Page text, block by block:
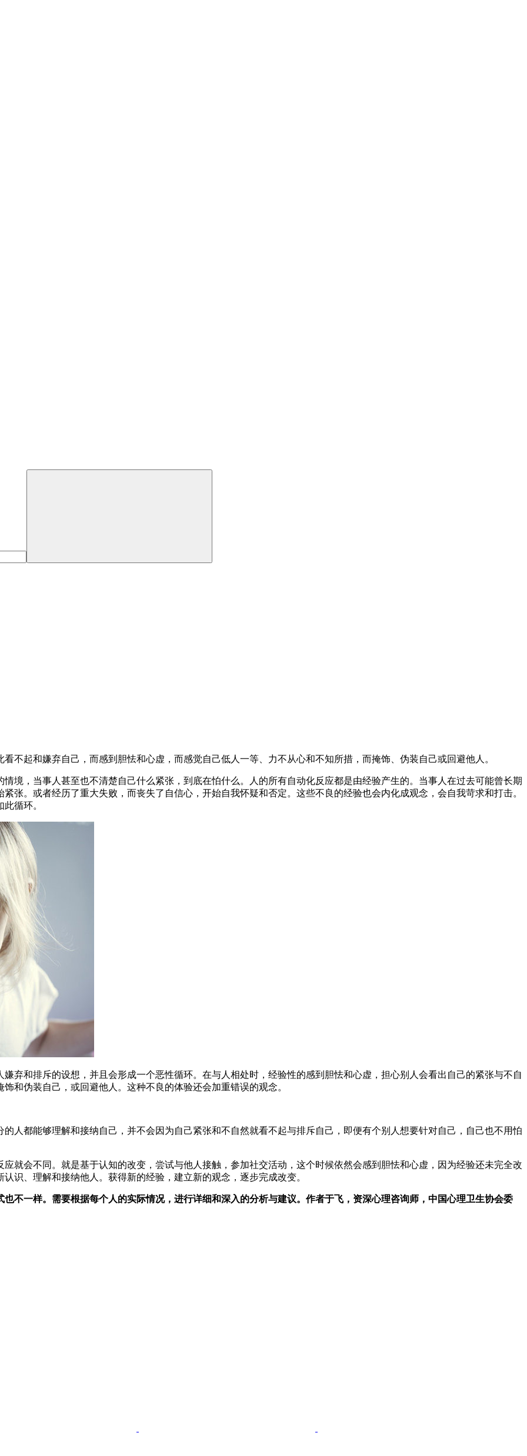
不起和嫌弃自己，而感到胆怯和心虚，而感觉自己低人一等、力不从心和不知所措，而掩饰、伪装自己或回避他人。
境，当事人甚至也不清楚自己什么紧张，到底在怕什么。人的所有自动化反应都是由经验产生的。当事人在过去可能曾长期
张。或者经历了重大失败，而丧失了自信心，开始自我怀疑和否定。这些不良的经验也会内化成观念，会自我苛求和打击。
循环。
弃和排斥的设想，并且会形成一个恶性循环。在与人相处时，经验性的感到胆怯和心虚，担心别人会看出自己的紧张与不自
和伪装自己，或回避他人。这种不良的体验还会加重错误的观念。
人都能够理解和接纳自己，并不会因为自己紧张和不自然就看不起与排斥自己，即便有个别人想要针对自己，自己也不用怕
就会不同。就是基于认知的改变，尝试与他人接触，参加社交活动，这个时候依然会感到胆怯和心虚，因为经验还未完全改
识、理解和接纳他人。获得新的经验，建立新的观念，逐步完成改变。
不一样。需要根据每个人的实际情况，进行详细和深入的分析与建议。作者于飞，资深心理咨询师，中国心理卫生协会委